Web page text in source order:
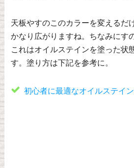
天板やすのこのカラーを変えるだ
かなり広がりますね。ちなみにす
これはオイルステインを塗った状
す。塗り方は下記を参考に。
初心者に最適なオイルステイ